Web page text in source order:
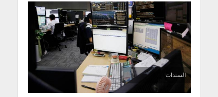
السندات